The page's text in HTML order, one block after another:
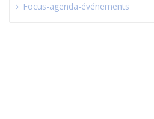
Focus-agenda-événements